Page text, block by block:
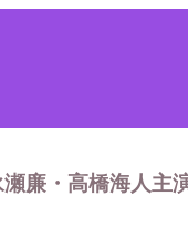
廉・高橋海人主